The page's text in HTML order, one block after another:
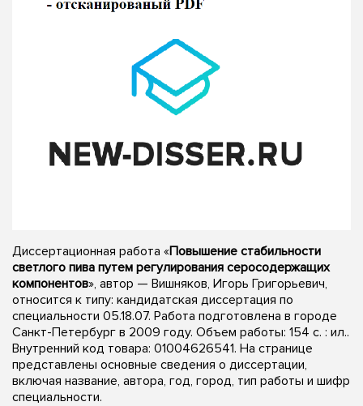
Диссертационная работа «Повышение стабильности
светлого пива путем регулирования серосодержащих
компонентов», автор — Вишняков, Игорь Григорьевич,
относится к типу: кандидатская диссертация по
специальности 05.18.07. Работа подготовлена в городе
Санкт-Петербург в 2009 году. Объем работы: 154 с. : ил..
Внутренний код товара: 01004626541. На странице
представлены основные сведения о диссертации,
включая название, автора, год, город, тип работы и шифр
специальности.